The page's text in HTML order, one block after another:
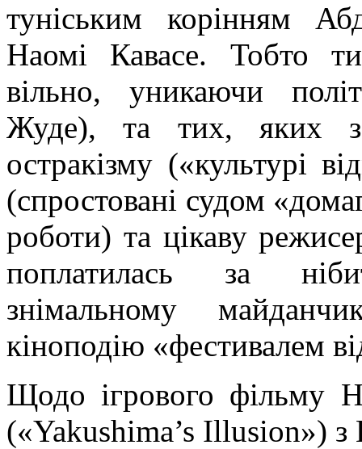
туніським корінням
Наомі
Кавасе. Тобто
вільно, уникаючи
Жуде), та тих, яких
остракізму («культурі
(спростовані судом
роботи) та цікаву
поплатилась за
знімальному
кіноподію «фестивалем
Щодо ігрового фільму
(«Yakushima’s Illusion») з